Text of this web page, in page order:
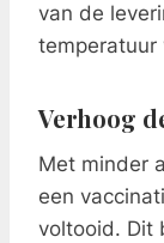
van de
temperatuur
Verhoog
Met minder
een
voltooid. Dit